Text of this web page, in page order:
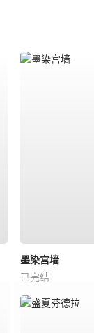
墨染宫墙
已完结